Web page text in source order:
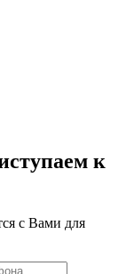
к
с Вами для